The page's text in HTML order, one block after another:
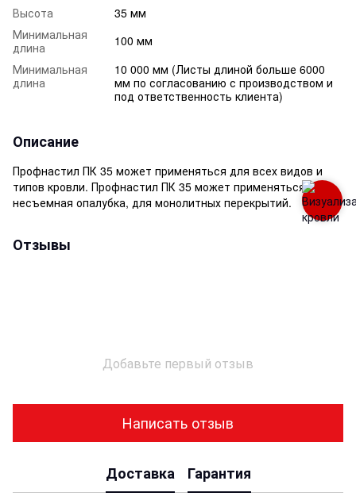
Высота
35 мм
Минимальная
длина
100 мм
Минимальная
длина
10 000 мм (Листы длиной больше 6000
мм по согласованию с производством и
под ответственность клиента)
Описание
Профнастил ПК 35 может применяться для всех видов и
типов кровли. Профнастил ПК 35 может применяться как
несъемная опалубка, для монолитных перекрытий.
Отзывы
Добавьте первый отзыв
Написать отзыв
Доставка Гарантия